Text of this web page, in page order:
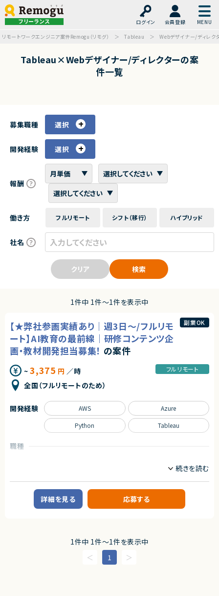
フリーランス ログイン
会員登録
リモートワークエンジニア案件Remogu（リモグ）
Tableau Webデザイナー/ディレク
Tableau×Webデザイナー/ディレクターの案
件一覧
募集職種 選択
開発経験 選択
報酬
働き方 フルリモート シフト（移行） ハイブリッド
社名
クリア 検索
1件中 1件〜1件を表示中
【★弊社参画実績あり｜週3日～/フルリモ
ート】AI教育の最前線｜研修コンテンツ企
画・教材開発担当募集！ の案件
~3,375 円 ／時
全国（フルリモートのため）
フルリモート
副業OK
職種
直近注目されている生成AI領域にて事業を複数展開しております。
生成AIを使った業務効率化の受託開発や若手エンジニア向け教材の開発、
ビジネスパーソン向けのAIニュースを配信サービスなども運営しておりま
・生成AI領域に関する研修プログラムの提供および教材開発
・生成AI領域における研修用コンテンツの作成
開発経験 AWS Azure
Python Tableau
詳細を見る 応募する
1件中 1件〜1件を表示中
1